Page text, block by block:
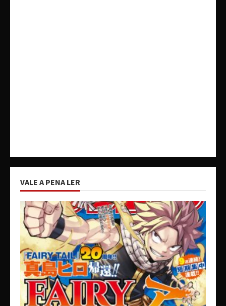
VALE A PENA LER